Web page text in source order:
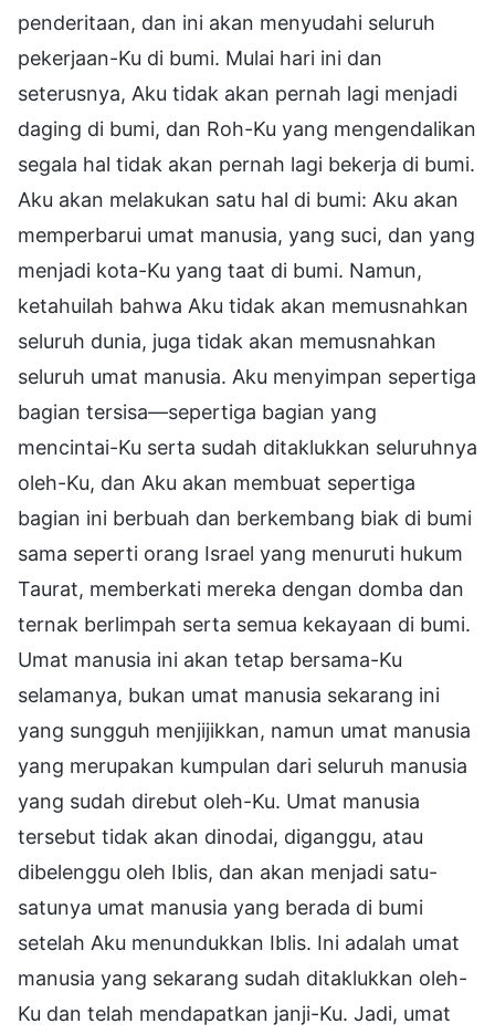
penderitaan, dan ini akan menyudahi seluruh
pekerjaan-Ku di bumi. Mulai hari ini dan
seterusnya, Aku tidak akan pernah lagi menjadi
daging di bumi, dan Roh-Ku yang mengendalikan
segala hal tidak akan pernah lagi bekerja di bumi.
Aku akan melakukan satu hal di bumi: Aku akan
memperbarui umat manusia, yang suci, dan yang
menjadi kota-Ku yang taat di bumi. Namun,
ketahuilah bahwa Aku tidak akan memusnahkan
seluruh dunia, juga tidak akan memusnahkan
seluruh umat manusia. Aku menyimpan sepertiga
bagian tersisa—sepertiga bagian yang
mencintai-Ku serta sudah ditaklukkan seluruhnya
oleh-Ku, dan Aku akan membuat sepertiga
bagian ini berbuah dan berkembang biak di bumi
sama seperti orang Israel yang menuruti hukum
Taurat, memberkati mereka dengan domba dan
ternak berlimpah serta semua kekayaan di bumi.
Umat manusia ini akan tetap bersama-Ku
selamanya, bukan umat manusia sekarang ini
yang sungguh menjijikkan, namun umat manusia
yang merupakan kumpulan dari seluruh manusia
yang sudah direbut oleh-Ku. Umat manusia
tersebut tidak akan dinodai, diganggu, atau
dibelenggu oleh Iblis, dan akan menjadi satu-
satunya umat manusia yang berada di bumi
setelah Aku menundukkan Iblis. Ini adalah umat
manusia yang sekarang sudah ditaklukkan oleh-
Ku dan telah mendapatkan janji-Ku. Jadi, umat